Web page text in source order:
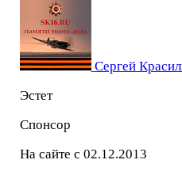
Сергей
Эстет
Спонсор
На сайте с 02.12.2013